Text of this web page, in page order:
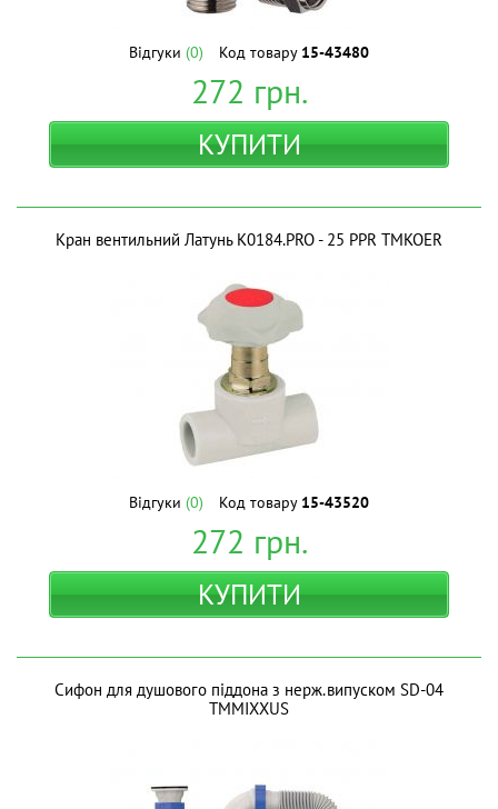
Відгуки (0) Код товару 15-43480
272 грн.
КУПИТИ
Кран вентильний Латунь K0184.PRO - 25 PPR ТМKOER
Відгуки (0) Код товару 15-43520
272 грн.
КУПИТИ
Сифон для душового піддона з нерж.випуском SD-04
ТМMIXXUS